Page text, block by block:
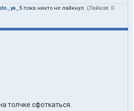
пока никто не лайкнул. (Лайков: 0 ·
толчке сфоткаться.